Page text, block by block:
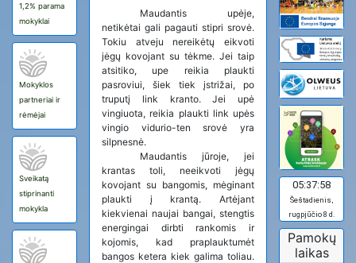
1,2% parama
mokyklai
Mokyklos
partneriai ir
rėmėjai
Sveikatą
stiprinanti
mokykla
Maudantis upėje,
netikėtai gali pagauti stipri srovė.
Tokiu atveju nereikėtų eikvoti
jėgų kovojant su tėkme. Jei taip
atsitiko, upe reikia plaukti
pasroviui, šiek tiek įstrižai, po
truputį link kranto. Jei upė
vingiuota, reikia plaukti link upės
vingio vidurio-ten srovė yra
silpnesnė.
Maudantis jūroje, jei
krantas toli, neeikvoti jėgų
kovojant su bangomis, mėginant
plaukti į krantą. Artėjant
kiekvienai naujai bangai, stengtis
energingai dirbti rankomis ir
kojomis, kad praplauktumėt
bangos ketera kiek galima toliau.
05:37:59
Šeštadienis,
rugpjūčio 8 d.
Pamokų
laikas